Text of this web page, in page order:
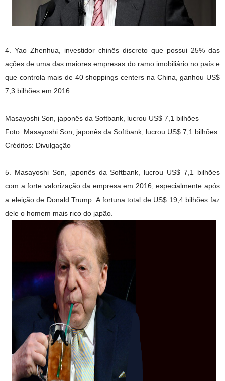
4. Yao Zhenhua, investidor chinês discreto que possui 25% das
ações de uma das maiores empresas do ramo imobiliário no país e
que controla mais de 40 shoppings centers na China, ganhou US$
7,3 bilhões em 2016.
Masayoshi Son, japonês da Softbank, lucrou US$ 7,1 bilhões
Foto: Masayoshi Son, japonês da Softbank, lucrou US$ 7,1 bilhões
Créditos: Divulgação
5. Masayoshi Son, japonês da Softbank, lucrou US$ 7,1 bilhões
com a forte valorização da empresa em 2016, especialmente após
a eleição de Donald Trump. A fortuna total de US$ 19,4 bilhões faz
dele o homem mais rico do japão.